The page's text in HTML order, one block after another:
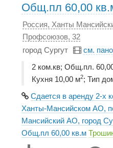
Общ.пл 60,00
Россия, Ханты
Профсоюзов, 32
город Сургут
см.
2 ком.кв; Общ.пл.
Кухня 10,00 м2; Тип
Сдается в аренду 2-х
Ханты-Мансийском АО,
Мансийский АО, город
Общ.пл 60,00 кв.м